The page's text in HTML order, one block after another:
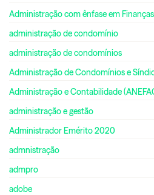
Administração com ênfase em Finanças
administração de condomínio
administração de condomínios
Administração de Condomínios e
Administração e Contabilidade
administração e gestão
Administrador Emérito 2020
admnistração
admpro
adobe